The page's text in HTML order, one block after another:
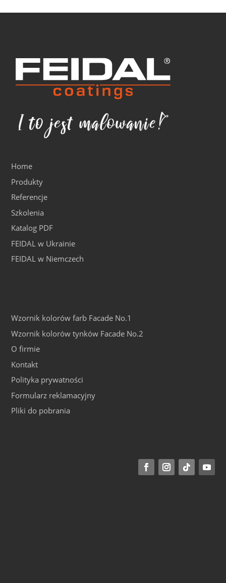
Home
Produkty
Referencje
Szkolenia
Katalog PDF
FEIDAL w Ukrainie
FEIDAL w Niemczech
Wzornik kolorów farb Facade No.1
Wzornik kolorów tynków Facade No.2
O firmie
Kontakt
Polityka prywatności
Formularz reklamacyjny
Pliki do pobrania